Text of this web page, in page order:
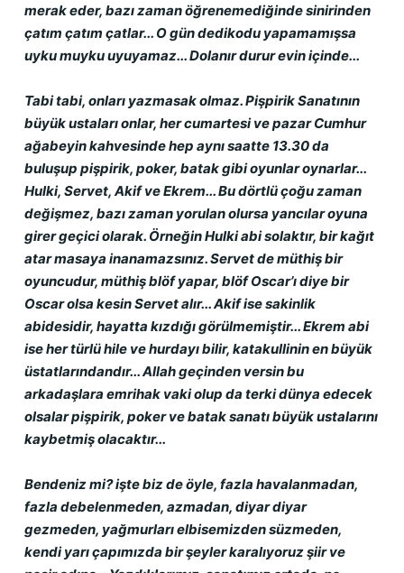
merak eder, bazı zaman öğrenemediğinde sinirinden
çatım çatım çatlar... O gün dedikodu yapamamışsa
uyku muyku uyuyamaz... Dolanır durur evin içinde...
Tabi tabi, onları yazmasak olmaz. Pişpirik Sanatının
büyük ustaları onlar, her cumartesi ve pazar Cumhur
ağabeyin kahvesinde hep aynı saatte 13.30 da
buluşup pişpirik, poker, batak gibi oyunlar oynarlar...
Hulki, Servet, Akif ve Ekrem... Bu dörtlü çoğu zaman
değişmez, bazı zaman yorulan olursa yancılar oyuna
girer geçici olarak. Örneğin Hulki abi solaktır, bir kağıt
atar masaya inanamazsınız. Servet de müthiş bir
oyuncudur, müthiş blöf yapar, blöf Oscar’ı diye bir
Oscar olsa kesin Servet alır... Akif ise sakinlik
abidesidir, hayatta kızdığı görülmemiştir... Ekrem abi
ise her türlü hile ve hurdayı bilir, katakullinin en büyük
üstatlarındandır... Allah geçinden versin bu
arkadaşlara emrihak vaki olup da terki dünya edecek
olsalar pişpirik, poker ve batak sanatı büyük ustalarını
kaybetmiş olacaktır...
Bendeniz mi? işte biz de öyle, fazla havalanmadan,
fazla debelenmeden, azmadan, diyar diyar
gezmeden, yağmurları elbisemizden süzmeden,
kendi yarı çapımızda bir şeyler karalıyoruz şiir ve